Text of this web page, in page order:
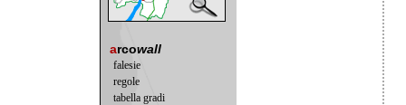
arcowall
falesie
regole
tabella gradi